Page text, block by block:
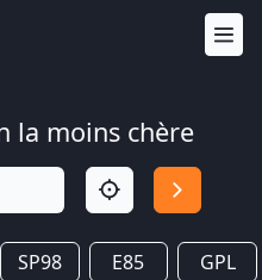
la moins chère
SP98 E85 GPL